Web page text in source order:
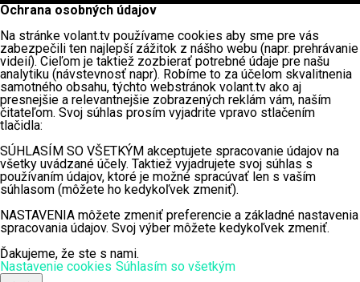
Ochrana osobných údajov
Na stránke volant.tv používame cookies aby sme pre vás
zabezpečili ten najlepší zážitok z nášho webu (napr. prehrávanie
videií). Cieľom je taktiež zozbierať potrebné údaje pre našu
analytiku (návstevnosť napr). Robíme to za účelom skvalitnenia
samotného obsahu, týchto webstránok volant.tv ako aj
presnejšie a relevantnejšie zobrazených reklám vám, naším
čitateľom. Svoj súhlas prosím vyjadrite vpravo stlačením
tlačidla:
SÚHLASÍM SO VŠETKÝM akceptujete spracovanie údajov na
všetky uvádzané účely. Taktiež vyjadrujete svoj súhlas s
používaním údajov, ktoré je možné spracúvať len s vaším
súhlasom (môžete ho kedykoľvek zmeniť).
NASTAVENIA môžete zmeniť preferencie a základné nastavenia
spracovania údajov. Svoj výber môžete kedykoľvek zmeniť.
Ďakujeme, že ste s nami.
Nastavenie cookies Súhlasím so všetkým